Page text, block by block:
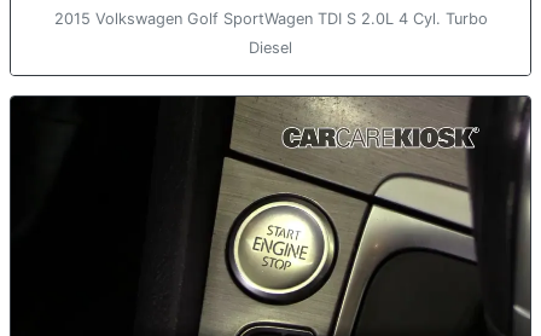
2015 Volkswagen Golf SportWagen TDI S 2.0L 4 Cyl. Turbo
Diesel